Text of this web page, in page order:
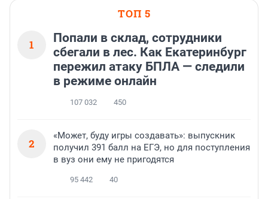
ТОП 5
1
Попали в склад, сотрудники
сбегали в лес. Как Екатеринбург
пережил атаку БПЛА — следили
в режиме онлайн
107 032 450
2
«Может, буду игры создавать»: выпускник
получил 391 балл на ЕГЭ, но для поступления
в вуз они ему не пригодятся
95 442 40